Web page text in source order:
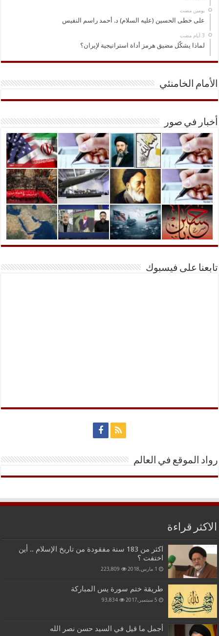
‏يومين مضت
على خطى الحسين (عليه السلام) د. أحمد راسم النفيس
لماذا يشكّل مضيق هرمز أداة استراتيجية لإيران؟
الأمام الخامنئي
أخبار في صور
تابعنا على فيسبوك
رواد الموقع في العالم
الاكثر قراءة
اكثر من 183 سنة مفقودة من تاريخ الإسلام .. أين
اختفت ؟
1 مارس,2018 223,809
طريقة ختم سورة يس المباركة
5 سبتمبر,2017 93,834
أجمل ما قيل في السيد حسن نصر الله